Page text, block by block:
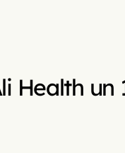
Health un